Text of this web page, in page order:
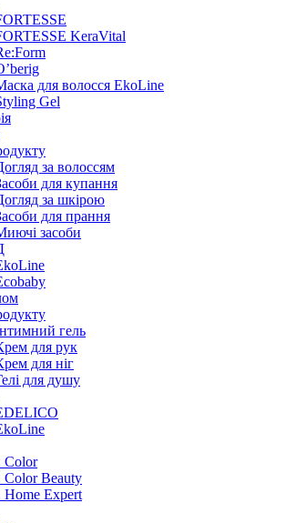
KeraVital
для волосся EkoLine
Gel
за волоссям
для купання
за шкірою
для прання
засоби
гель
для рук
для ніг
для душу
Color
Beauty
Expert